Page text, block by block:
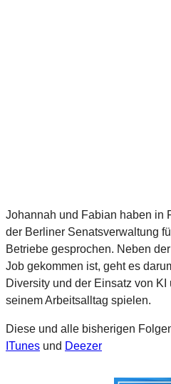
Johannah und Fabian haben in
der Berliner Senatsverwaltung
Betriebe gesprochen. Neben
Job gekommen ist, geht es
Diversity und der Einsatz von KI
seinem Arbeitsalltag spielen.
Diese und alle bisherigen
ITunes und Deezer